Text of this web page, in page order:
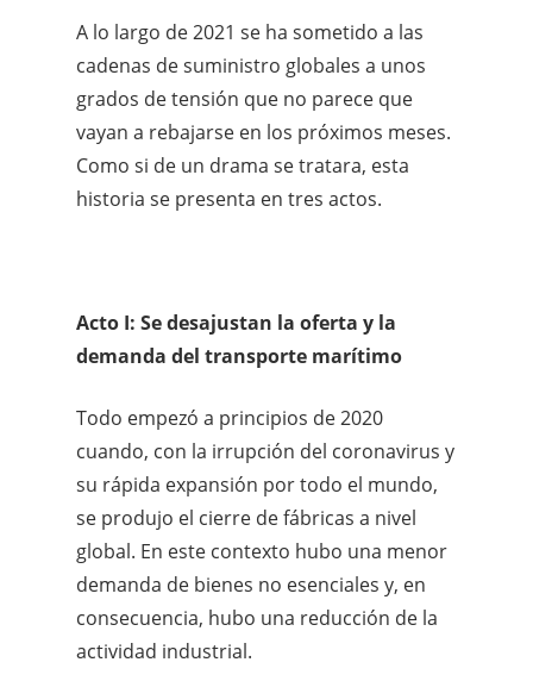
A lo largo de 2021 se ha sometido a las
cadenas de suministro globales a unos
grados de tensión que no parece que
vayan a rebajarse en los próximos meses.
Como si de un drama se tratara, esta
historia se presenta en tres actos.
Acto I: Se desajustan la oferta y la
demanda del transporte marítimo
Todo empezó a principios de 2020
cuando, con la irrupción del coronavirus y
su rápida expansión por todo el mundo,
se produjo el cierre de fábricas a nivel
global. En este contexto hubo una menor
demanda de bienes no esenciales y, en
consecuencia, hubo una reducción de la
actividad industrial.